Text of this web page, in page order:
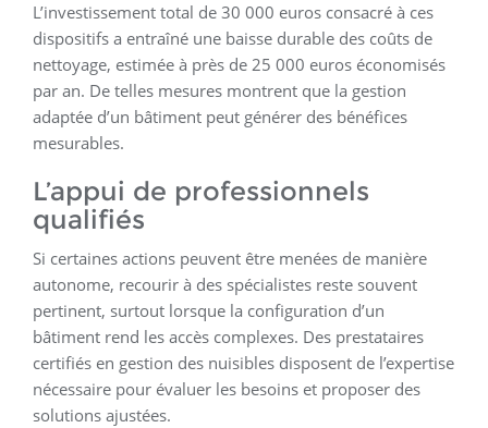
L’investissement total de 30 000 euros consacré à ces
dispositifs a entraîné une baisse durable des coûts de
nettoyage, estimée à près de 25 000 euros économisés
par an. De telles mesures montrent que la gestion
adaptée d’un bâtiment peut générer des bénéfices
mesurables.
L’appui de professionnels
qualifiés
Si certaines actions peuvent être menées de manière
autonome, recourir à des spécialistes reste souvent
pertinent, surtout lorsque la configuration d’un
bâtiment rend les accès complexes. Des prestataires
certifiés en gestion des nuisibles disposent de l’expertise
nécessaire pour évaluer les besoins et proposer des
solutions ajustées.